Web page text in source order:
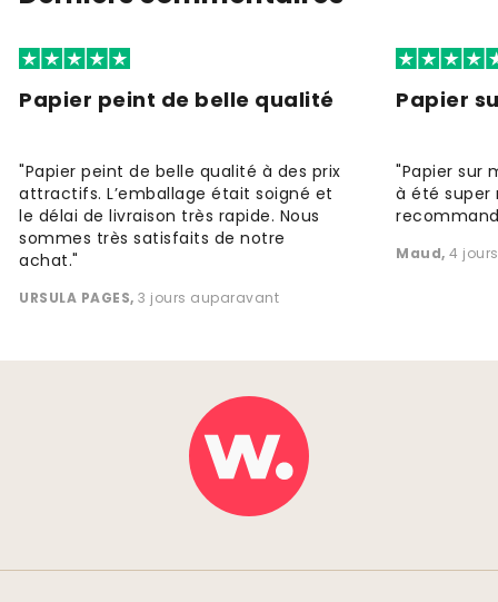
Papier peint de belle qualité
"Papier peint de belle qualité à des prix
attractifs. L’emballage était soigné et
le délai de livraison très rapide. Nous
sommes très satisfaits de notre
achat."
URSULA PAGES, 3 jours auparavant
Papier
"Papier sur
à été super
Maud, 4